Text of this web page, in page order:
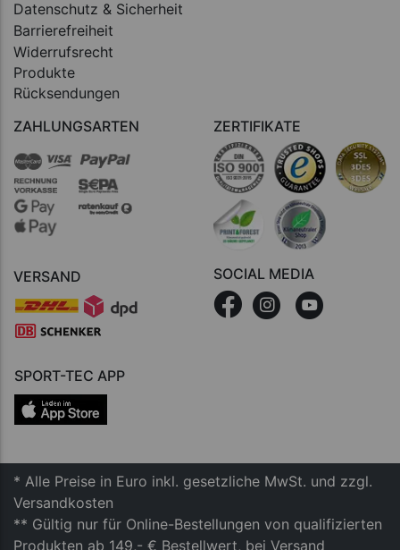
Datenschutz & Sicherheit
Barrierefreiheit
Widerrufsrecht
Produkte
Rücksendungen
ZAHLUNGSARTEN
VERSAND
ZERTIFIKATE
SOCIAL MEDIA
SPORT-TEC APP
* Alle Preise in Euro inkl. gesetzliche MwSt. und zzgl.
Versandkosten
** Gültig nur für Online-Bestellungen von qualifizierten
Produkten ab 149,- € Bestellwert, bei Versand